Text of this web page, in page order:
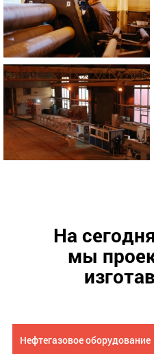
На
мы
Нефтегазовое оборудование